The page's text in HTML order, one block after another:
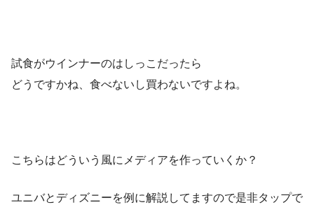
試食がウインナーのはしっこだったら
どうですかね、食べないし買わないですよね。
こちらはどういう風にメディアを作っていくか？
ユニバとディズニーを例に解説してますので是非タップで